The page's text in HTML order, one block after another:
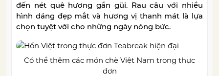
đến nét quê hương gần gũi. Rau câu với nhiều
hình dáng đẹp mắt và hương vị thanh mát là lựa
chọn tuyệt vời cho những ngày nóng bức.
Có thể thêm các món chè Việt Nam trong thực
đơn